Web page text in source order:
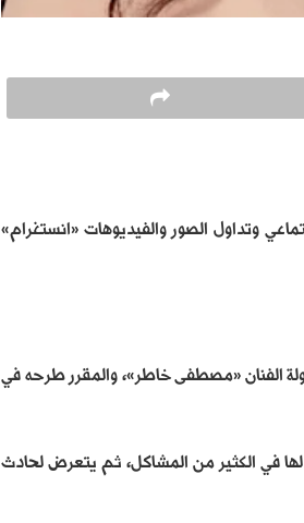
وتداول الصور والفيديوهات «انستغرام»
الفنان «مصطفى خاطر»، والمقرر طرحه في
في الكثير من المشاكل، ثم يتعرض لحادث